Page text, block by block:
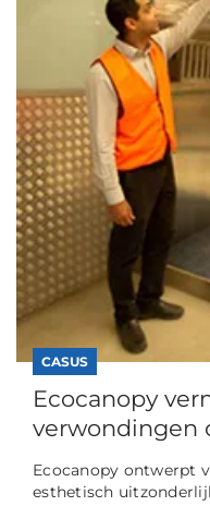
CASUS
Ecocanopy
verwondingen
Ecocanopy ontwerpt
esthetisch